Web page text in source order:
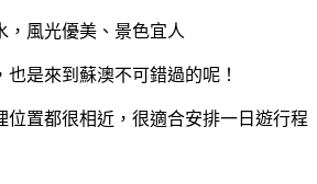
，風光優美、景色宜人
是來到蘇澳不可錯過的呢！
位置都很相近，很適合安排一日遊行程